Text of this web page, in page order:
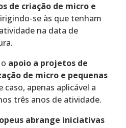
de criação de micro e
se às que tenham
na data de
apoio a projetos de
de micro e pequenas
caso, apenas aplicável a
três anos de atividade.
abrange iniciativas